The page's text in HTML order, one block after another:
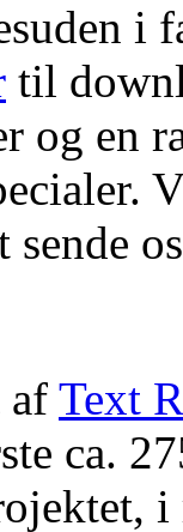
i
til
og en
af Text
ca.
i